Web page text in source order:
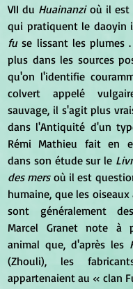
VII du Huainanzi où il est
fu se lissant les plumes
plus dans les sources
qu'on l'identifie
colvert appelé
sauvage, il s'agit plus
dans l'Antiquité d'un
Rémi Mathieu fait en
dans son étude sur le
des mers où il est
humaine, que les
sont généralement
Marcel Granet note à
animal que, d'après les
(Zhouli), les
appartenaient au « clan